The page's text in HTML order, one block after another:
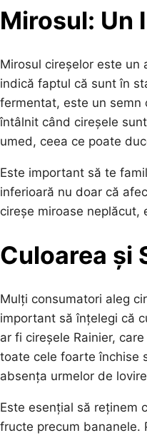
Mirosul: Un
Mirosul cireșelor este un
indică faptul că sunt în
fermentat, este un semn
întâlnit când cireșele
umed, ceea ce poate
Este important să te
inferioară nu doar că
cireșe miroase neplăcut,
Culoarea și
Mulți consumatori aleg
important să înțelegi că
ar fi cireșele Rainier,
toate cele foarte închise
absența urmelor de
Este esențial să reținem
fructe precum bananele.